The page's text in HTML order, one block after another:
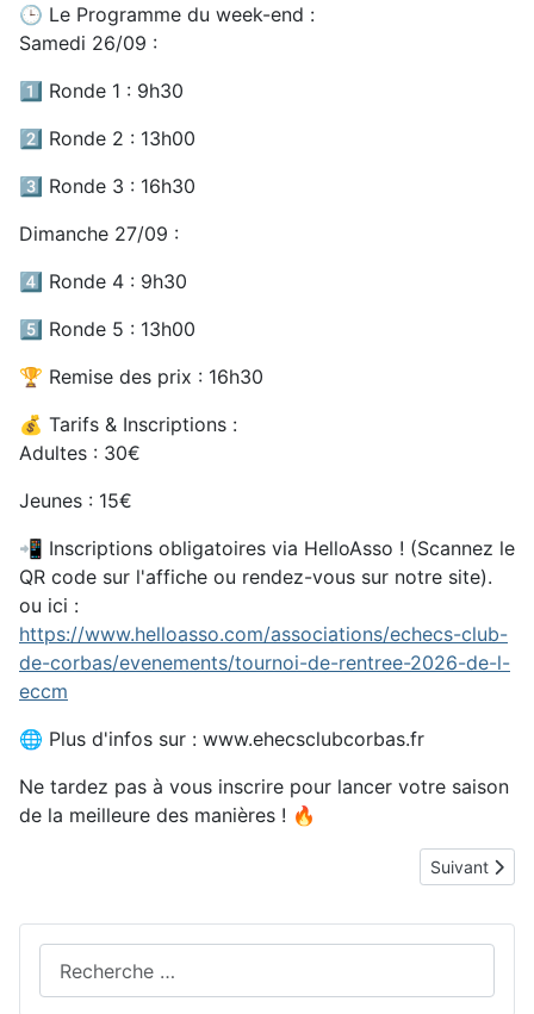
🕒 Le Programme du week-end :
Samedi 26/09 :
1️⃣ Ronde 1 : 9h30
2️⃣ Ronde 2 : 13h00
3️⃣ Ronde 3 : 16h30
Dimanche 27/09 :
4️⃣ Ronde 4 : 9h30
5️⃣ Ronde 5 : 13h00
🏆 Remise des prix : 16h30
💰 Tarifs & Inscriptions :
Adultes : 30€
Jeunes : 15€
📲 Inscriptions obligatoires via HelloAsso ! (Scannez le
QR code sur l'affiche ou rendez-vous sur notre site).
ou ici :
https://www.helloasso.com/associations/echecs-club-
de-corbas/evenements/tournoi-de-rentree-2026-de-l-
eccm
🌐 Plus d'infos sur : www.ehecsclubcorbas.fr
Ne tardez pas à vous inscrire pour lancer votre saison
de la meilleure des manières ! 🔥
Article
Suivant